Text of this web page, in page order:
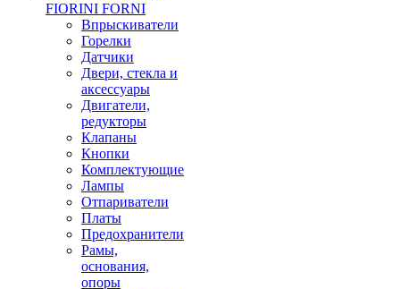
FIORINI FORNI
Впрыскиватели
Горелки
Датчики
Двери, стекла и
аксессуары
Двигатели,
редукторы
Клапаны
Кнопки
Комплектующие
Лампы
Отпариватели
Платы
Предохранители
Рамы,
основания,
опоры